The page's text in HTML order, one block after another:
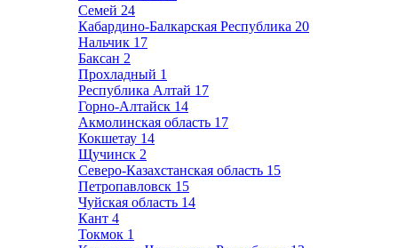
Семей 24
Кабардино-Балкарская Республика 20
Нальчик 17
Баксан 2
Прохладный 1
Республика Алтай 17
Горно-Алтайск 14
Акмолинская область 17
Кокшетау 14
Щучинск 2
Северо-Казахстанская область 15
Петропавловск 15
Чуйская область 14
Кант 4
Токмок 1